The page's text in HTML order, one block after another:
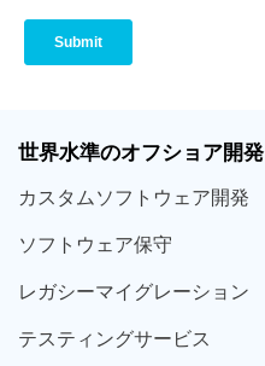
世界水準のオフショア開発
カスタムソフトウェア開発
ソフト ウェア保守
レガシーマイグレーション
テスティングサービス